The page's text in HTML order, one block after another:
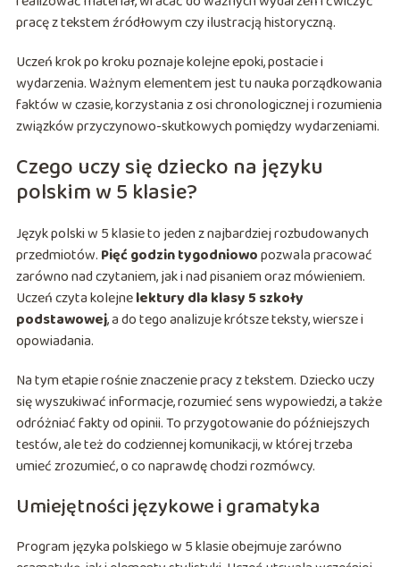
pracę z tekstem źródłowym czy ilustracją historyczną.
Uczeń krok po kroku poznaje kolejne epoki, postacie i
wydarzenia. Ważnym elementem jest tu nauka porządkowania
faktów w czasie, korzystania z osi chronologicznej i rozumienia
związków przyczynowo-skutkowych pomiędzy wydarzeniami.
Czego uczy się dziecko na języku
polskim w 5 klasie?
Język polski w 5 klasie to jeden z najbardziej rozbudowanych
przedmiotów. Pięć godzin tygodniowopozwala pracować
zarówno nad czytaniem, jak i nad pisaniem oraz mówieniem.
Uczeń czyta kolejnelektury dla klasy 5 szkoły
podstawowej, a do tego analizuje krótsze teksty, wiersze i
opowiadania.
Na tym etapie rośnie znaczenie pracy z tekstem. Dziecko uczy
się wyszukiwać informacje, rozumieć sens wypowiedzi, a także
odróżniać fakty od opinii. To przygotowanie do późniejszych
testów, ale też do codziennej komunikacji, w której trzeba
umieć zrozumieć, o co naprawdę chodzi rozmówcy.
Umiejętności językowe i gramatyka
Program języka polskiego w 5 klasie obejmuje zarówno